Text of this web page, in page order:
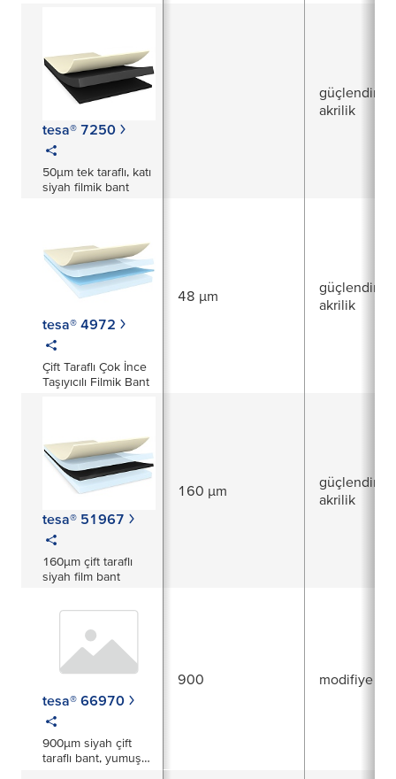
tesa® 7250
50μm tek taraflı, katı
siyah filmik bant
akrilik
tesa® 4972
Çift Taraflı Çok İnce
Taşıyıcılı Filmik Bant
48 µm
akrilik
tesa® 51967
160µm çift taraflı
siyah film bant
160 µm
akrilik
tesa® 66970
900µm siyah çift
taraflı bant, yumuşak
900 modifiye